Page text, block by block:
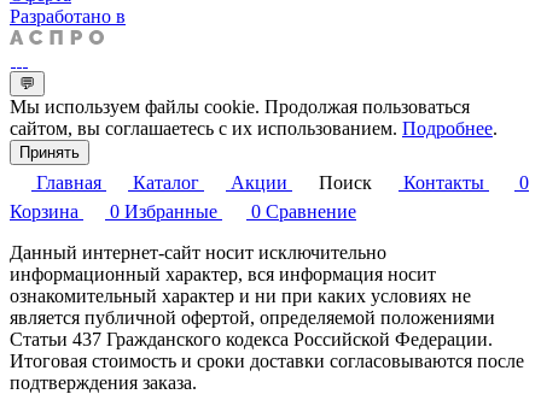
Разработано в
💬
Мы используем файлы cookie. Продолжая пользоваться
сайтом, вы соглашаетесь с их использованием. Подробнее.
Принять
Главная Каталог Акции Поиск Контакты
0
Корзина
0 Избранные 0 Сравнение
Данный интернет-сайт носит исключительно
информационный характер, вся информация носит
ознакомительный характер и ни при каких условиях не
является публичной офертой, определяемой положениями
Статьи 437 Гражданского кодекса Российской Федерации.
Итоговая стоимость и сроки доставки согласовываются после
подтверждения заказа.